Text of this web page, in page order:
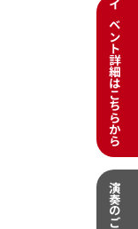
イベント詳細はこちらから